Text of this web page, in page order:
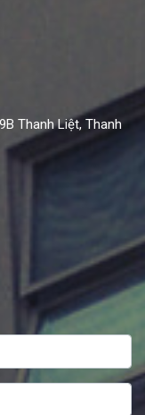
Thanh Liệt, Thanh